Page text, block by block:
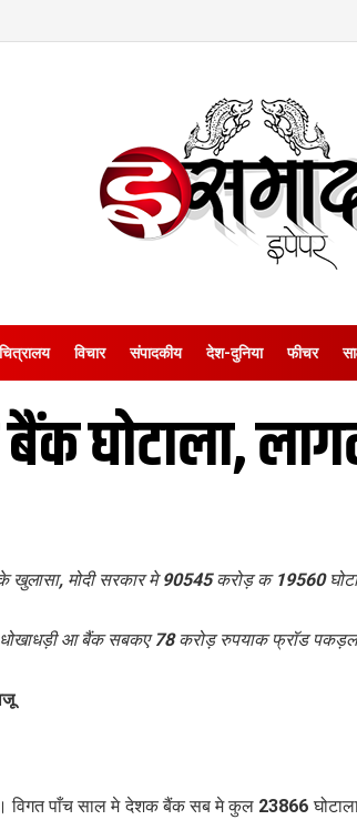
विचार संपादकीय देश-दुनिया फीचर
घोटाला,
खुलासा, मोदी सरकार मे 90545 करोड़ क 19560
धोखाधड़ी आ बैंक सबकए 78 करोड़ रुपयाक फ्रॉड
। विगत पाँच साल मे देशक बैंक सब मे कुल 23866